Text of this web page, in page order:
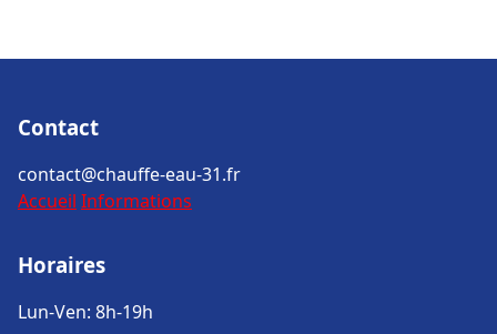
Contact
contact@chauffe-eau-31.fr
Accueil Informations
Horaires
Lun-Ven: 8h-19h